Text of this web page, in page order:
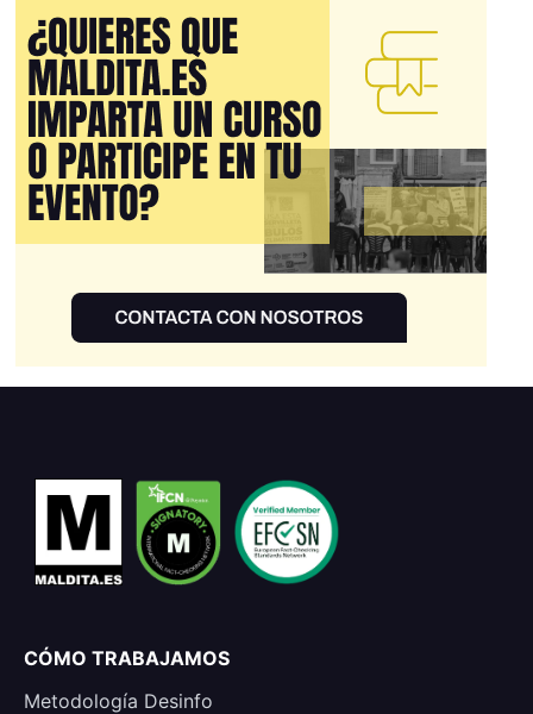
CÓMO TRABAJAMOS
Metodología Desinfo